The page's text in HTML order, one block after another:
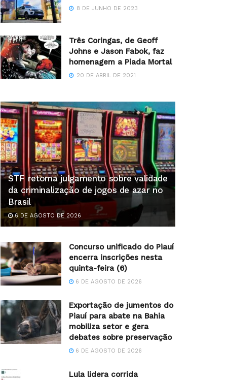
8 DE JUNHO DE 2023
Três Coringas, de Geoff
Johns e Jason Fabok, faz
homenagem a Piada Mortal
20 DE ABRIL DE 2021
STF retoma julgamento sobre validade
da criminalização de jogos de azar no
Brasil
6 DE AGOSTO DE 2026
Concurso unificado do Piauí
encerra inscrições nesta
quinta-feira (6)
6 DE AGOSTO DE 2026
Exportação de jumentos do
Piauí para abate na Bahia
mobiliza setor e gera
debates sobre preservação
6 DE AGOSTO DE 2026
Lula lidera corrida